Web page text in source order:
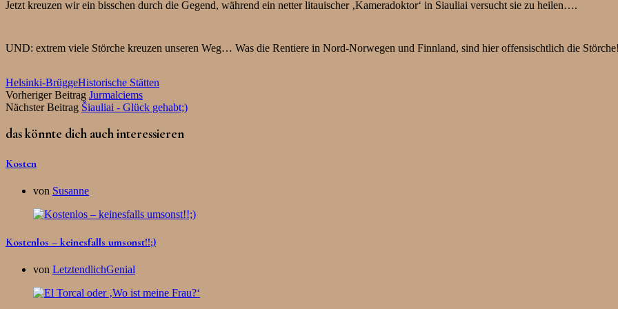
Jetzt kreuzen wir ein bisschen durch die Gegend, während ein netter litauischer ‚Kameradoktor‘ in Siauliai versucht sie zu heilen….
UND: extrem viele Störche kreuzen unseren Weg… Was die Rentiere in Nord-Norwegen und Finnland, sind hier offensischtlich die
Helsinki-BrüggeHistorische Stätten
Vorheriger Beitrag Jurmalciems
Nächster Beitrag Šiauliai - Glück gehabt;)
das könnte dich auch interessieren
Kosten
von Susanne
Kostenlos – keinesfalls umsonst!!;)
von LetztendlichGenial